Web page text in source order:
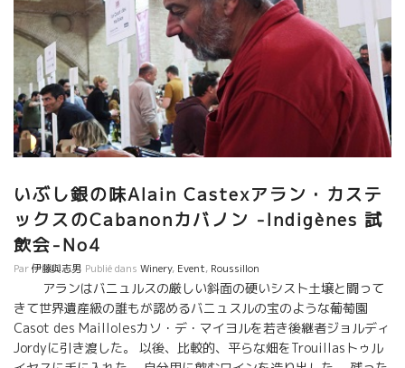
いぶし銀の味Alain Castexアラン・カステ
ックスのCabanonカバノン -Indigènes 試
飲会-No4
Par伊藤與志男 Publié dans Winery, Event, Roussillon
アランはバニュルスの厳しい斜面の硬いシスト土壌と闘って
きて世界遺産級の誰もが認めるバニュスルの宝のような葡萄園
Casot des Maillolesカソ・デ・マイヨルを若き後継者ジョルディ
Jordyに引き渡した。 以後、比較的、平らな畑をTrouillasトゥル